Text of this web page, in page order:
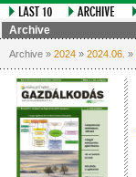
Archive
Archive » 2024 » 2024.06. »